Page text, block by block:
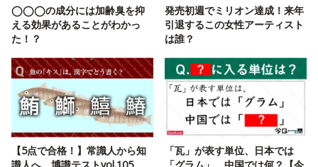
◯◯◯の成分には加齢臭を抑
える効果があることがわかっ
た！？
発売初週でミリオン達成！来年
引退するこの女性アーティスト
は誰？
【5点で合格！】常識人から知
「瓦」が表す単位、日本では